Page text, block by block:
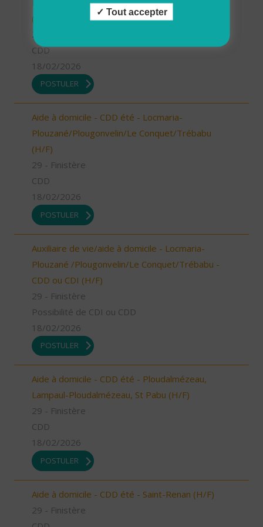
(H/F)
29 - Finistère
CDD
18/02/2026
POSTULER
Aide à domicile - CDD été - Locmaria-
Plouzané/Plougonvelin/Le Conquet/Trébabu
(H/F)
29 - Finistère
CDD
18/02/2026
POSTULER
Auxiliaire de vie/aide à domicile - Locmaria-
Plouzané /Plougonvelin/Le Conquet/Trébabu -
CDD ou CDI (H/F)
29 - Finistère
Possibilité de CDI ou CDD
18/02/2026
POSTULER
Aide à domicile - CDD été - Ploudalmézeau,
Lampaul-Ploudalmézeau, St Pabu (H/F)
29 - Finistère
CDD
18/02/2026
POSTULER
Aide à domicile - CDD été - Saint-Renan (H/F)
29 - Finistère
Tout accepter